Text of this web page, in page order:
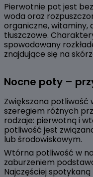
Pierwotnie pot jest
woda oraz
organiczne, witaminy,
tłuszczowe.
spowodowany
znajdujące się na
Nocne poty –
Zwiększona
szeregiem różnych
rodzaje: pierwotną i
potliwość jest
lub środowiskowym.
Wtórna potliwość w
zaburzeniem
Najczęściej